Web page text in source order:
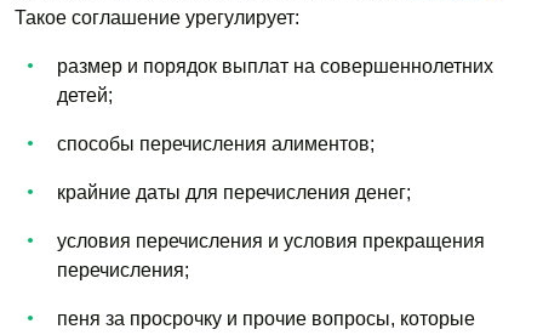
Такое соглашение урегулирует:
размер и порядок выплат на совершеннолетних
детей;
способы перечисления алиментов;
крайние даты для перечисления денег;
условия перечисления и условия прекращения
перечисления;
пеня за просрочку и прочие вопросы, которые